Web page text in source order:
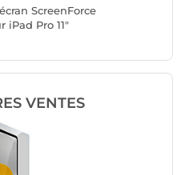
ScreenForce
iPad Pro 11"
VENTES